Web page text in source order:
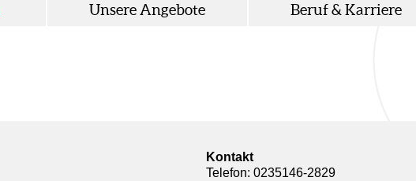
Unsere Angebote Beruf & Karriere
Kontakt
Telefon: 0235146-2829